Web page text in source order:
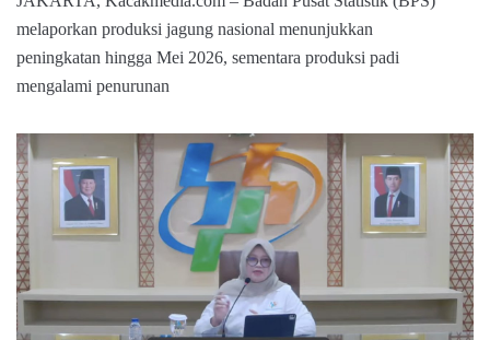
melaporkan produksi jagung nasional menunjukkan
peningkatan hingga Mei 2026, sementara produksi padi
mengalami penurunan